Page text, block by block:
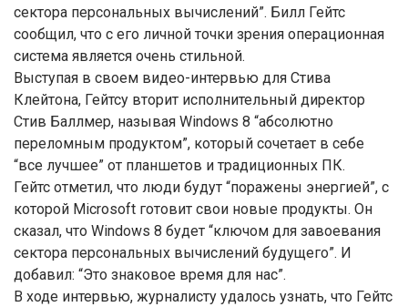
сектора персональных вычислений”. Билл Гейтс
сообщил, что с его личной точки зрения операционная
система является очень стильной.
Выступая в своем видео-интервью для Стива
Клейтона, Гейтсу вторит исполнительный директор
Стив Баллмер, называя Windows 8 “абсолютно
переломным продуктом”, который сочетает в себе
“все лучшее” от планшетов и традиционных ПК.
Гейтс отметил, что люди будут “поражены энергией”, с
которой Microsoft готовит свои новые продукты. Он
сказал, что Windows 8 будет “ключом для завоевания
сектора персональных вычислений будущего”. И
добавил: “Это знаковое время для нас”.
В ходе интервью, журналисту удалось узнать, что Гейтс